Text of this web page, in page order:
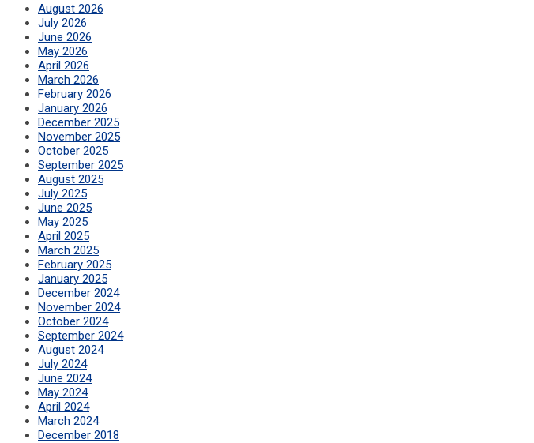
August 2026
July 2026
June 2026
May 2026
April 2026
March 2026
February 2026
January 2026
December 2025
November 2025
October 2025
September 2025
August 2025
July 2025
June 2025
May 2025
April 2025
March 2025
February 2025
January 2025
December 2024
November 2024
October 2024
September 2024
August 2024
July 2024
June 2024
May 2024
April 2024
March 2024
December 2018